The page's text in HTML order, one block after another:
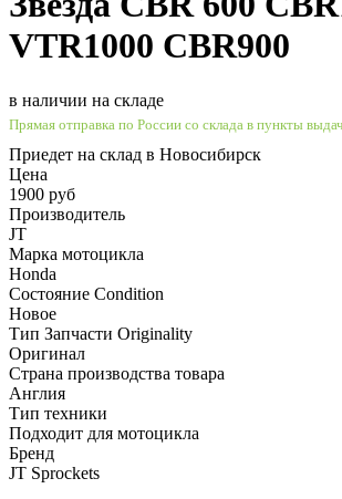
VTR1000 CBR900
в наличии на складе
Прямая отправка по России со склада в пункты
Приедет на склад в Новосибирск
Цена
1900 руб
Производитель
JT
Марка мотоцикла
Honda
Состояние Condition
Новое
Тип Запчасти Originality
Оригинал
Страна производства товара
Англия
Тип техники
Подходит для мотоцикла
Бренд
JT Sprockets